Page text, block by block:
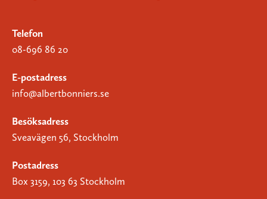
Telefon
08-696 86 20
E-postadress
info@albertbonniers.se
Besöksadress
Sveavägen 56, Stockholm
Postadress
Box 3159, 103 63 Stockholm